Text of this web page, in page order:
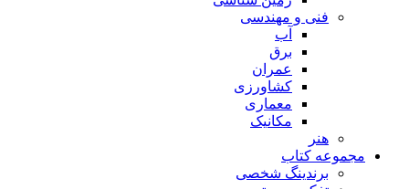
فنی و مهندسی
آب
برق
عمران
کشاورزی
معماری
مکانیک
هنر
مجموعه کتاب
برندینگ شخصی